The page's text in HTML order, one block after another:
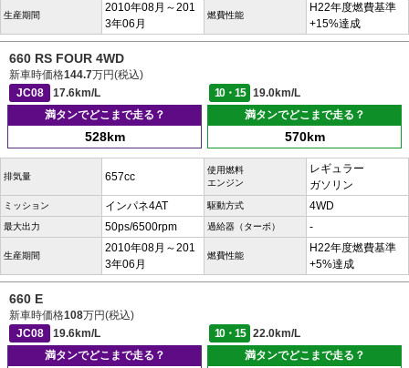
生産期間
2010年08月～201
3年06月
燃費性能
H22年度燃費基準
+15%達成
660 RS FOUR 4WD
新車時価格144.7万円(税込)
JC08
17.6km/L 10・15
19.0km/L
満タンでどこまで走る？
528km
満タンでどこまで走る？
570km
排気量 657cc
使用燃料
エンジン
レギュラー
ガソリン
ミッション インパネ4AT 駆動方式 4WD
最大出力 50ps/6500rpm 過給器（ターボ） -
生産期間
2010年08月～201
3年06月
燃費性能
H22年度燃費基準
+5%達成
660 E
新車時価格108万円(税込)
JC08
19.6km/L 10・15
22.0km/L
満タンでどこまで走る？
満タンでどこまで走る？